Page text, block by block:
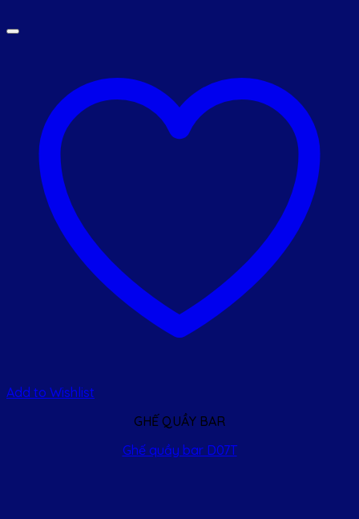
Add to Wishlist
GHẾ QUẦY BAR
Ghế quầy bar D07T